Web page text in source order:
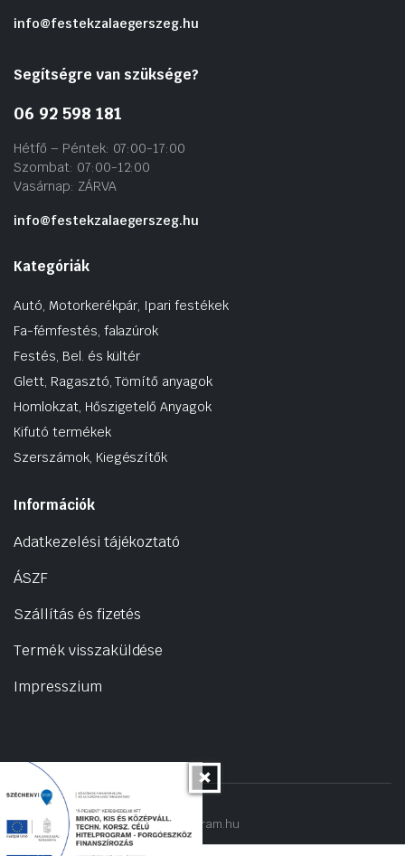
info@festekzalaegerszeg.hu
Segítségre van szüksége?
06 92 598 181
Hétfő – Péntek: 07:00-17:00
Szombat: 07:00-12:00
Vasárnap: ZÁRVA
info@festekzalaegerszeg.hu
Kategóriák
Autó, Motorkerékpár, Ipari festékek
Fa-fémfestés, falazúrok
Festés, Bel. és kültér
Glett, Ragasztó, Tömítő anyagok
Homlokzat, Hőszigetelő Anyagok
Kifutó termékek
Szerszámok, Kiegészítők
Információk
Adatkezelési tájékoztató
ÁSZF
Szállítás és fizetés
Termék visszaküldése
Impresszium
Copyright 2022 © hogyantalaljanakram.hu